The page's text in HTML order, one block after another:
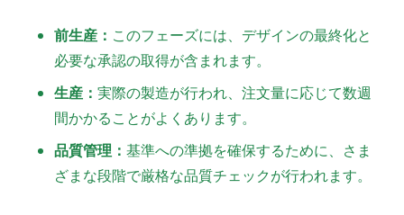
前生産： このフェーズには、デザインの最終化と
必要な承認の取得が含まれます。
生産： 実際の製造が行われ、注文量に応じて数週
間かかることがよくあります。
品質管理： 基準への準拠を確保するために、さま
ざまな段階で厳格な品質チェックが行われます。